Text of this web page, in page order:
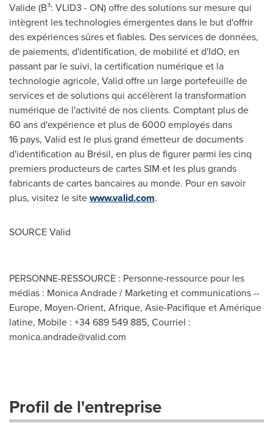
Valide (B³: VLID3 - ON) offre des solutions sur mesure qui
intègrent les technologies émergentes dans le but d'offrir
des expériences sûres et fiables. Des services de données,
de paiements, d'identification, de mobilité et d'IdO, en
passant par le suivi, la certification numérique et la
technologie agricole, Valid offre un large portefeuille de
services et de solutions qui accélèrent la transformation
numérique de l'activité de nos clients. Comptant plus de
60 ans d'expérience et plus de 6000 employés dans
16 pays, Valid est le plus grand émetteur de documents
d'identification au Brésil, en plus de figurer parmi les cinq
premiers producteurs de cartes SIM et les plus grands
fabricants de cartes bancaires au monde. Pour en savoir
plus, visitez le sitewww.valid.com.
SOURCE Valid
PERSONNE-RESSOURCE : Personne-ressource pour les
médias : Monica Andrade / Marketing et communications --
Europe, Moyen-Orient, Afrique, Asie-Pacifique et Amérique
latine, Mobile : +34 689 549 885, Courriel :
monica.andrade@valid.com
Profil de l'entreprise